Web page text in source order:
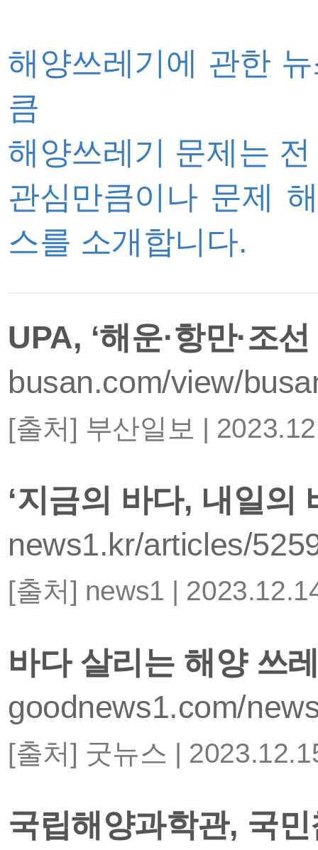
해양쓰레기에 관한
큼
해양쓰레기 문제는
관심만큼이나 문제
스를 소개합니다.
UPA, ‘해운·항만·조
busan.com/view/
[출처] 부산일보 |
‘지금의 바다, 내일의
news1.kr/articles/
[출처] news1 |
바다 살리는 해양 쓰
goodnews1.com/
[출처] 굿뉴스 |
국립해양과학관, 국